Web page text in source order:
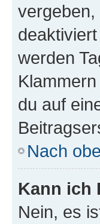
werden
du auf
Nach
Kann ich
Nein, es